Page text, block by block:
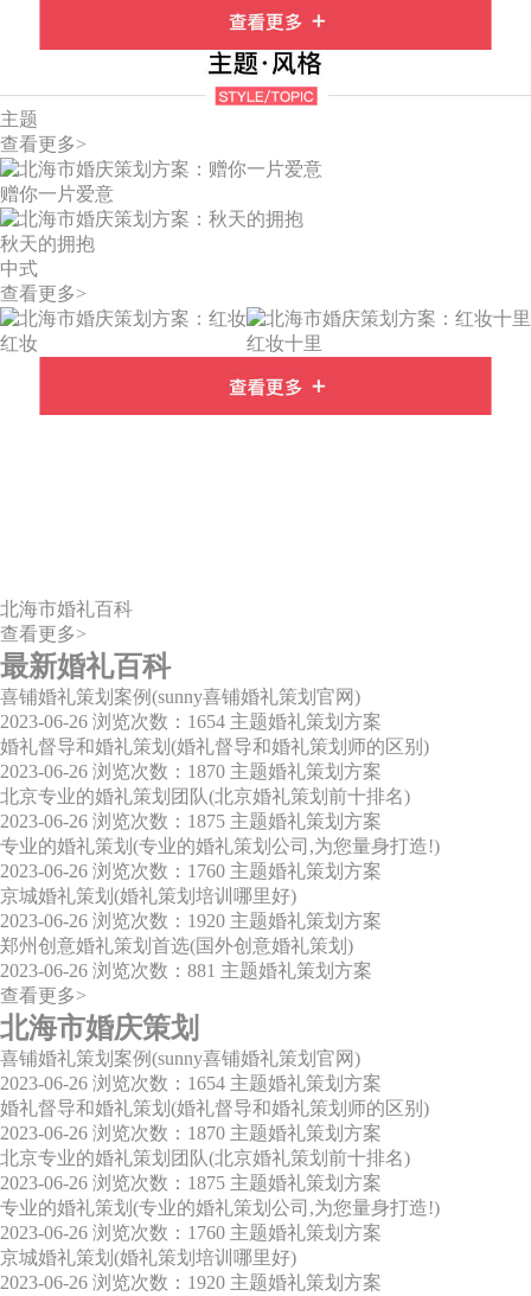
主题
查看更多>
赠你一片爱意
秋天的拥抱
中式
查看更多>
红妆 红妆十里
北海市婚礼百科
查看更多>
最新婚礼百科
喜铺婚礼策划案例(sunny喜铺婚礼策划官网)
2023-06-26 浏览次数：1654 主题婚礼策划方案
婚礼督导和婚礼策划(婚礼督导和婚礼策划师的区别)
2023-06-26 浏览次数：1870 主题婚礼策划方案
北京专业的婚礼策划团队(北京婚礼策划前十排名)
2023-06-26 浏览次数：1875 主题婚礼策划方案
专业的婚礼策划(专业的婚礼策划公司,为您量身打造!)
2023-06-26 浏览次数：1760 主题婚礼策划方案
京城婚礼策划(婚礼策划培训哪里好)
2023-06-26 浏览次数：1920 主题婚礼策划方案
郑州创意婚礼策划首选(国外创意婚礼策划)
2023-06-26 浏览次数：881 主题婚礼策划方案
查看更多>
北海市婚庆策划
喜铺婚礼策划案例(sunny喜铺婚礼策划官网)
2023-06-26 浏览次数：1654 主题婚礼策划方案
婚礼督导和婚礼策划(婚礼督导和婚礼策划师的区别)
2023-06-26 浏览次数：1870 主题婚礼策划方案
北京专业的婚礼策划团队(北京婚礼策划前十排名)
2023-06-26 浏览次数：1875 主题婚礼策划方案
专业的婚礼策划(专业的婚礼策划公司,为您量身打造!)
2023-06-26 浏览次数：1760 主题婚礼策划方案
京城婚礼策划(婚礼策划培训哪里好)
2023-06-26 浏览次数：1920 主题婚礼策划方案